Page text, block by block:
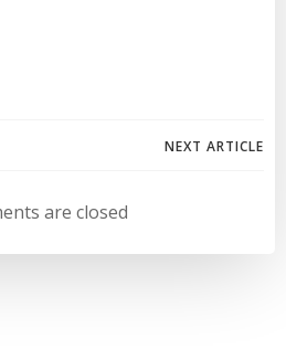
NEXT ARTICLE
are closed